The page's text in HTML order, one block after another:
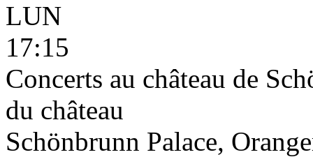
LUN
17:15
Concerts au château de
du château
Schönbrunn Palace,